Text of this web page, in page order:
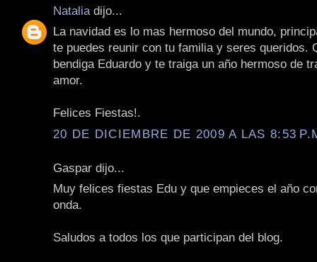
Natalia dijo...
La navidad es lo mas hermoso del mundo,
te puedes reunir con tu familia y seres queridos.
bendiga Eduardo y te traiga un año hermoso de
amor.
Felices Fiestas!.
20 DE DICIEMBRE DE 2009 A LAS 8:53
Gaspar dijo...
Muy felices fiestas Edu y que empieces el año
onda.
Saludos a todos los que participan del blog.